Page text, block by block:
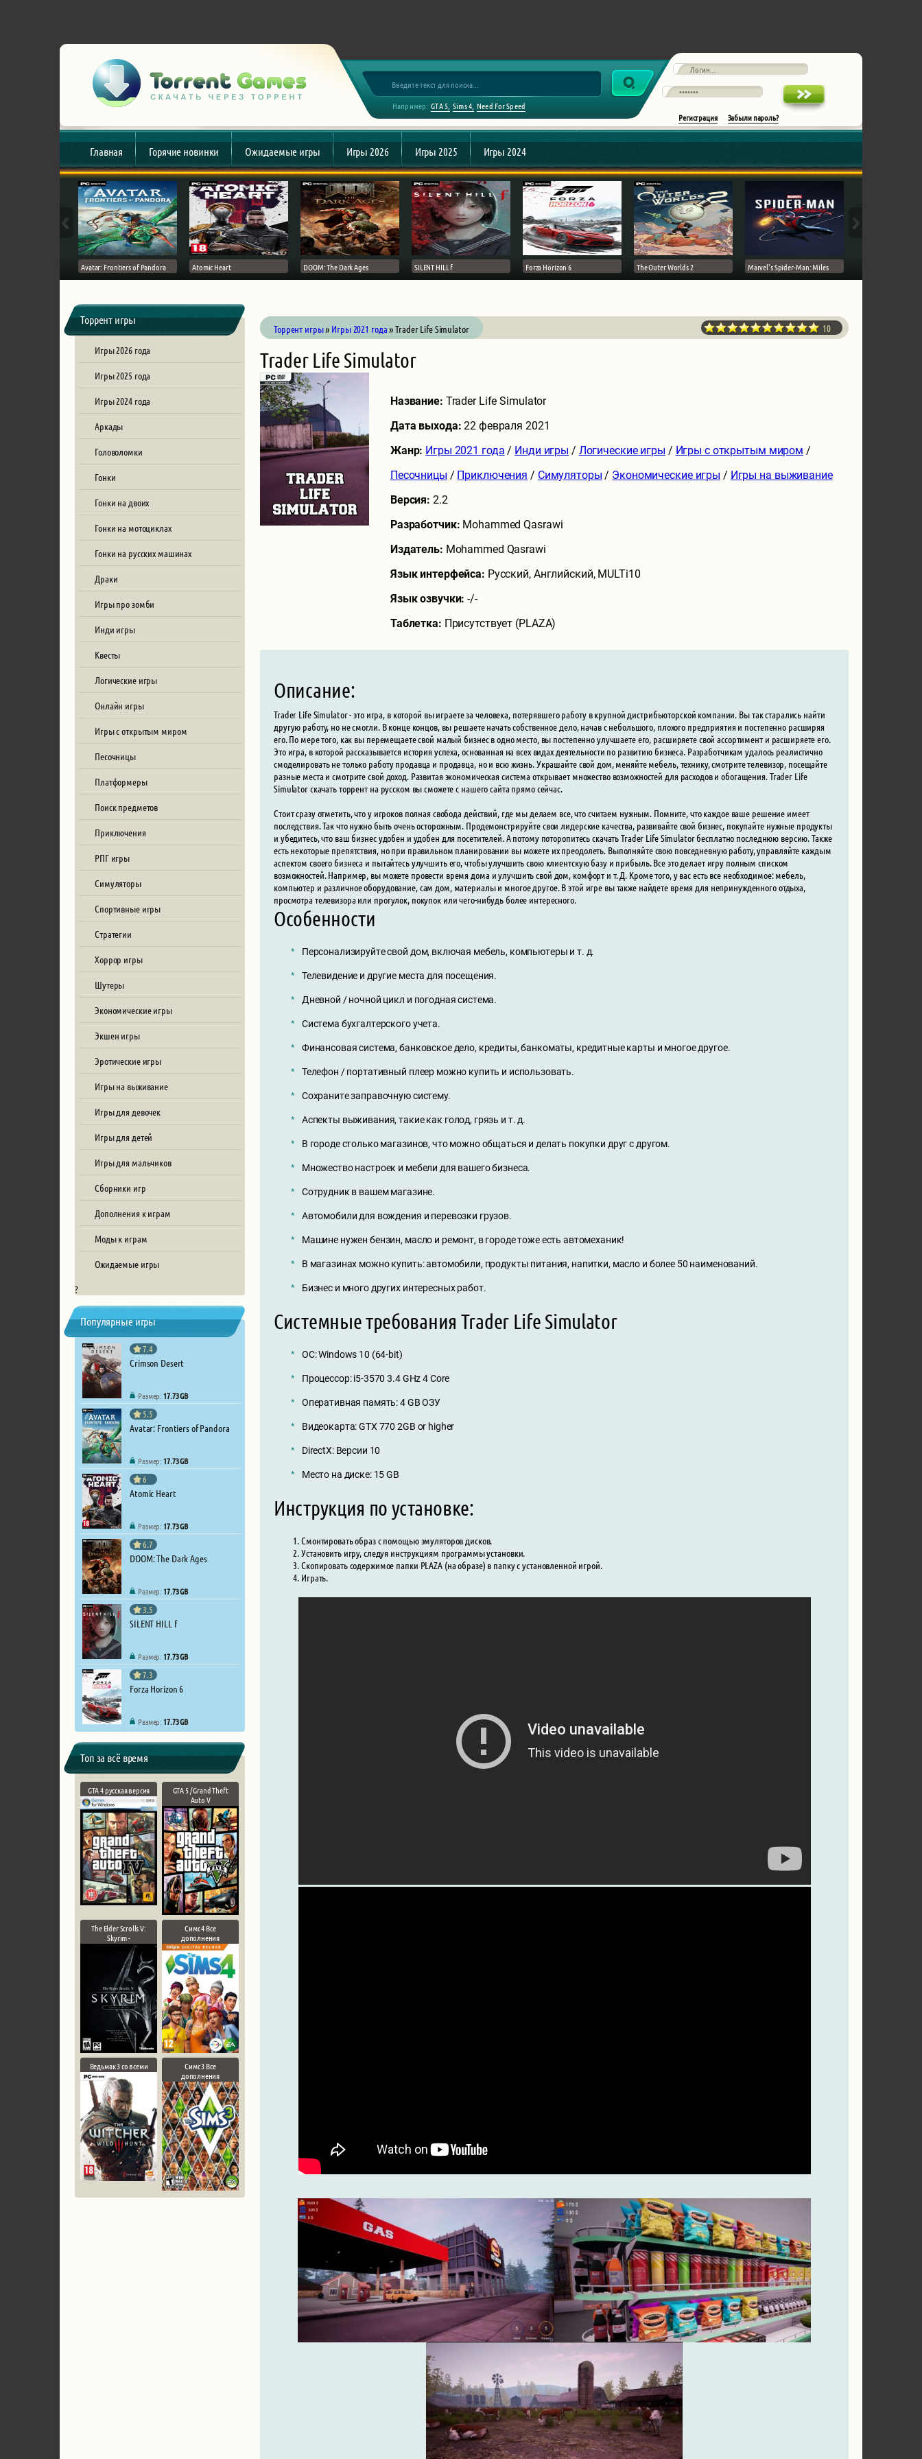
Например: GTA 5 Sims 4 Need For Speed
Регистрация
Забыли пароль?
Главная Горячие новинки Ожидаемые игры Игры 2026 Игры 2025 Игры 2024
Avatar: Frontiers of Pandora Atomic Heart DOOM: The Dark Ages SILENT HILL f Forza Horizon 6 The Outer Worlds 2 Marvel's Spider-Man: Miles
Торрент игры
Игры 2026 года
Игры 2025 года
Игры 2024 года
Аркады
Головоломки
Гонки
Гонки на двоих
Гонки на мотоциклах
Гонки на русских машинах
Драки
Игры про зомби
Инди игры
Квесты
Логические игры
Онлайн игры
Игры с открытым миром
Песочницы
Платформеры
Поиск предметов
Приключения
РПГ игры
Симуляторы
Спортивные игры
Стратегии
Хоррор игры
Шутеры
Экономические игры
Экшен игры
Эротические игры
Игры на выживание
Игры для девочек
Игры для детей
Игры для мальчиков
Сборники игр
Дополнения к играм
Моды к играм
Ожидаемые игры
?
Популярные игры
7.4
Crimson Desert
Размер: 17.73 GB
5.5
Avatar: Frontiers of Pandora
Размер: 17.73 GB
6
Atomic Heart
Размер: 17.73 GB
6.7
DOOM: The Dark Ages
Размер: 17.73 GB
3.5
SILENT HILL f
Размер: 17.73 GB
7.3
Forza Horizon 6
Размер: 17.73 GB
Топ за всё время
GTA 4 русская версия
GTA 5 / Grand Theft
Auto V
The Elder Scrolls V:
Skyrim -
Симс 4 Все
дополнения
Ведьмак 3 со всеми
Симс 3 Все
дополнения
Торрент игры» Игры 2021 года» Trader Life Simulator 10
Trader Life Simulator
Название: Trader Life Simulator
Дата выхода:22 февраля 2021
Жанр: Игры 2021 года / Инди игры / Логические игры / Игры с открытым миром /
Песочницы / Приключения / Симуляторы / Экономические игры / Игры на выживание
Версия: 2.2
Разработчик: Mohammed Qasrawi
Издатель: Mohammed Qasrawi
Язык интерфейса: Русский, Английский, MULTi10
Язык озвучки:-/-
Таблетка: Присутствует (PLAZA)
Описание:
Trader Life Simulator - это игра, в которой вы играете за человека, потерявшего работу в крупной дистрибьюторской компании. Вы так старались найти
другую работу, но не смогли. В конце концов, вы решаете начать собственное дело, начав с небольшого, плохого предприятия и постепенно расширяя
его. По мере того, как вы перемещаете свой малый бизнес в одно место, вы постепенно улучшаете его, расширяете свой ассортимент и расширяете его.
Это игра, в которой рассказывается история успеха, основанная на всех видах деятельности по развитию бизнеса. Разработчикам удалось реалистично
смоделировать не только работу продавца и продавца, но и всю жизнь. Украшайте свой дом, меняйте мебель, технику, смотрите телевизор, посещайте
разные места и смотрите свой доход. Развитая экономическая система открывает множество возможностей для расходов и обогащения. Trader Life
Simulator скачать торрент на русском вы сможете с нашего сайта прямо сейчас.
Стоит сразу отметить, что у игроков полная свобода действий, где мы делаем все, что считаем нужным. Помните, что каждое ваше решение имеет
последствия. Так что нужно быть очень осторожным. Продемонстрируйте свои лидерские качества, развивайте свой бизнес, покупайте нужные продукты
и убедитесь, что ваш бизнес удобен и удобен для посетителей. А потому поторопитесь скачать Trader Life Simulator бесплатно последнюю версию. Также
есть некоторые препятствия, но при правильном планировании вы можете их преодолеть. Выполняйте свою повседневную работу, управляйте каждым
аспектом своего бизнеса и пытайтесь улучшить его, чтобы улучшить свою клиентскую базу и прибыль. Все это делает игру полным списком
возможностей. Например, вы можете провести время дома и улучшить свой дом, комфорт и т. Д. Кроме того, у вас есть все необходимое: мебель,
компьютер и различное оборудование, сам дом, материалы и многое другое. В этой игре вы также найдете время для непринужденного отдыха,
просмотра телевизора или прогулок, покупок или чего-нибудь более интересного.
Особенности
Персонализируйте свой дом, включая мебель, компьютеры и т. д.
Телевидение и другие места для посещения.
Дневной / ночной цикл и погодная система.
Система бухгалтерского учета.
Финансовая система, банковское дело, кредиты, банкоматы, кредитные карты и многое другое.
Телефон / портативный плеер можно купить и использовать.
Сохраните заправочную систему.
Аспекты выживания, такие как голод, грязь и т. д.
В городе столько магазинов, что можно общаться и делать покупки друг с другом.
Множество настроек и мебели для вашего бизнеса.
Сотрудник в вашем магазине.
Автомобили для вождения и перевозки грузов.
Машине нужен бензин, масло и ремонт, в городе тоже есть автомеханик!
В магазинах можно купить: автомобили, продукты питания, напитки, масло и более 50 наименований.
Бизнес и много других интересных работ.
Системные требования Trader Life Simulator
ОС: Windows 10 (64-bit)
Процессор: i5-3570 3.4 GHz 4 Core
Оперативная память: 4 GB ОЗУ
Видеокарта: GTX 770 2GB or higher
DirectX: Версии 10
Место на диске: 15 GB
Инструкция по установке:
Смонтировать образ с помощью эмуляторов дисков.
Установить игру, следуя инструкциям программы установки.
Скопировать содержимое папки PLAZA (на образе) в папку с установленной игрой.
Играть.